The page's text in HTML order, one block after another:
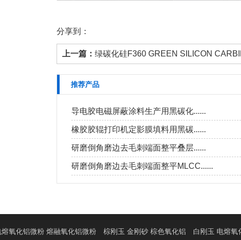
分享到：
上一篇： 绿碳化硅F360 GREEN SILICON
推荐产品
导电胶电磁屏蔽涂料生产用黑碳化......
橡胶胶辊打印机定影膜填料用黑碳......
研磨倒角磨边去毛刺端面整平叠层......
研磨倒角磨边去毛刺端面整平MLCC......
氧化铝微粉 熔融氧化铝微粉 棕刚玉 金刚砂 棕色氧化铝 白刚玉 电熔氧